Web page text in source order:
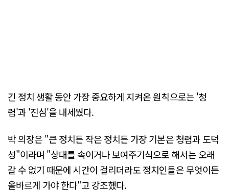
긴 정치 생활 동안 가장 중요하게 지켜온 원칙으로는 '청
렴'과 '진심'을 내세웠다.
박 의장은 "큰 정치든 작은 정치든 가장 기본은 청렴과 도덕
성"이라며 "상대를 속이거나 보여주기식으로 해서는 오래
갈 수 없기 때문에 시간이 걸리더라도 정치인들은 무엇이든
올바르게 가야 한다"고 강조했다.